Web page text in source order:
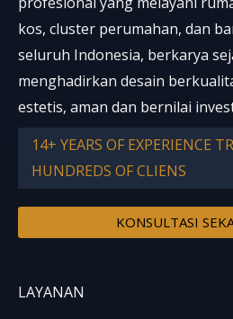
kos, cluster perumahan, dan
seluruh Indonesia, berkarya
menghadirkan desain
estetis, aman dan bernilai
14+ YEARS OF EXPERIENCE
HUNDREDS OF CLIENS
KONSULTASI
LAYANAN